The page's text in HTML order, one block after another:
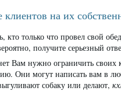
на их
кто только что провел свой
получите серьезный
Вам нужно ограничить
Они могут написать вам в
собаку или делают,